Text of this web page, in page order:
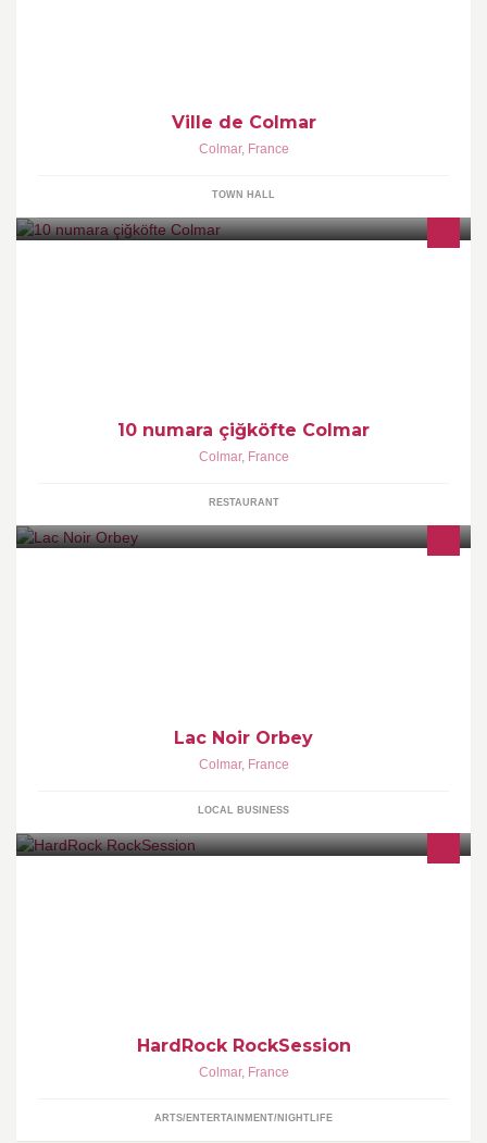
Ville de Colmar
Colmar, France
TOWN HALL
10 numara çiğköfte Colmar
Colmar, France
RESTAURANT
Lac Noir Orbey
Colmar, France
LOCAL BUSINESS
HardRock RockSession
Colmar, France
ARTS/ENTERTAINMENT/NIGHTLIFE